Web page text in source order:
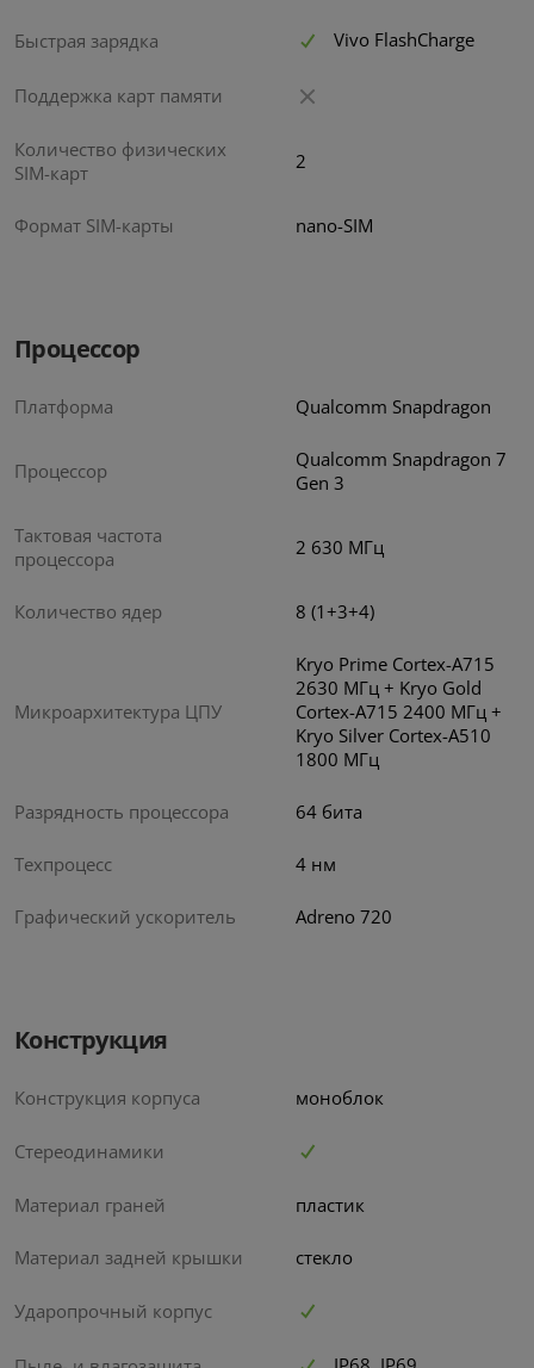
Быстрая зарядка Vivo FlashCharge
Поддержка карт памяти
Количество физических
SIM-карт
2
Формат SIM-карты nano-SIM
Процессор
Платформа Qualcomm Snapdragon
Процессор
Qualcomm Snapdragon 7
Gen 3
Тактовая частота
процессора
2 630 МГц
Количество ядер 8 (1+3+4)
Микроархитектура ЦПУ
Kryo Prime Cortex-A715
2630 МГц + Kryo Gold
Cortex-A715 2400 МГц +
Kryo Silver Cortex-A510
1800 МГц
Разрядность процессора 64 бита
Техпроцесс 4 нм
Графический ускоритель Adreno 720
Конструкция
Конструкция корпуса моноблок
Стереодинамики
Материал граней пластик
Материал задней крышки стекло
Ударопрочный корпус